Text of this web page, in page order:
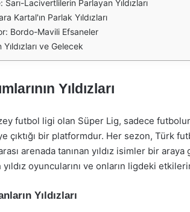
Sarı-Lacivertlilerin Parlayan Yıldızları
Kartal'ın Parlak Yıldızları
Bordo-Mavili Efsaneler
ve Gelecek
Yıldızları
futbol ligi olan Süper Lig, sadece
çıktığı bir platformdur. Her sezon, Türk
arenada tanınan yıldız isimler bir araya
yıldız oyuncularını ve onların ligdeki
Yıldızları